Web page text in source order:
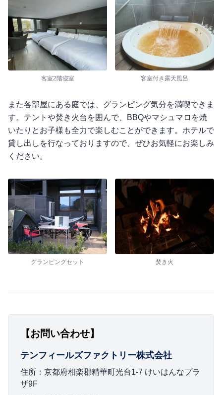
客室2階寝室 客室付き露天風呂
また各部屋にある庭では、グランピング気分を満喫できま
す。テントや焚き火台を囲んで、BBQやマシュマロを焼
いたりとお子様も全力で楽しむことができます。ホテルで
貸し出しを行なっておりますので、ぜひお気軽にお楽しみ
ください。
グランピングセット 焚き火
【お問い合わせ】
テンフィールズファクトリー株式会社
住所：京都府相楽郡精華町光台1-7 けいはんなプラ
ザ9F